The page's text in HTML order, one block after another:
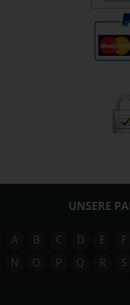
UNSERE
A B C D E F
N
O P Q R S